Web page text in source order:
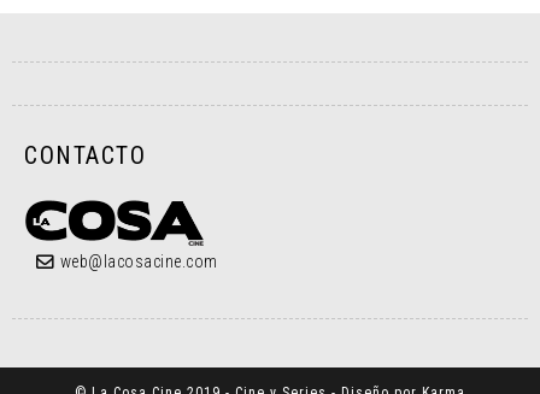
CONTACTO
web@lacosacine.com